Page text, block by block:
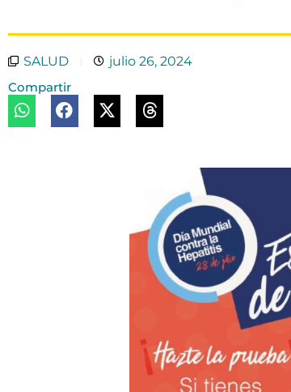
SALUD
julio 26, 2024
Compartir